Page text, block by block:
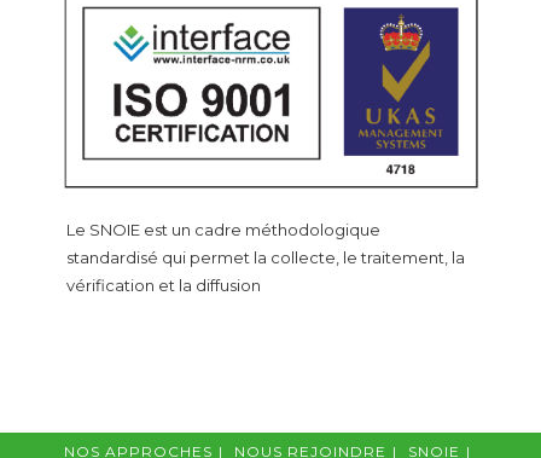
Le SNOIE est un cadre méthodologique
standardisé qui permet la collecte, le traitement, la
vérification et la diffusion
NOS APPROCHES NOUS REJOINDRE SNOIE